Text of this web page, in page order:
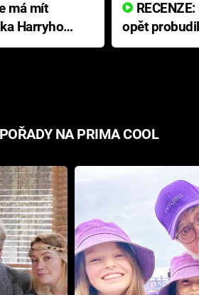
má mít
Harryho
opět
přichází s
NA PRIMA COOL